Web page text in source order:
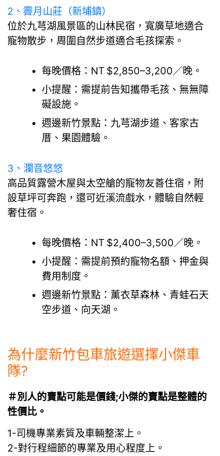
2、 霽月山莊（新埔鎮）
位於九芎湖風景區的山林民宿，寬廣草地適合
寵物散步，周圍自然步道適合毛孩探索。
每晚價格：NT $2,850–3,200／晚。
小提醒：需提前告知攜帶毛孩、無無障
礙設施。
週邊新竹景點：九芎湖步道、客家古
厝、果園體驗。
3、瀾音悠悠
高品質露營木屋與太空艙的寵物友善住宿，附
設草坪可奔跑，還可近溪流戲水，體驗自然輕
奢住宿。
每晚價格：NT $2,400–3,500／晚。
小提醒：需提前預約寵物名額、押金與
費用制度。
週邊新竹景點：薰衣草森林、青蛙石天
空步道、向天湖。
為什麼新竹包車旅遊選擇小傑車
隊?
＃別人的賣點可能是價錢;小傑的賣點是整體的
性價比。
1-司機專業素質及車輛整潔上。
2-對行程細節的專業及用心程度上。